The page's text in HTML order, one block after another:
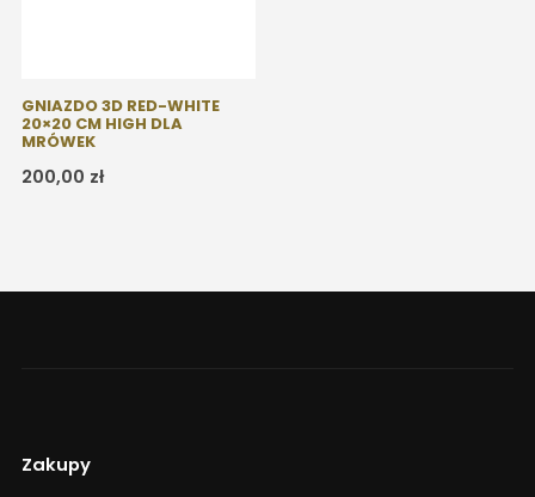
GNIAZDO 3D RED-WHITE
20×20 CM HIGH DLA
MRÓWEK
200,00 zł
Zakupy